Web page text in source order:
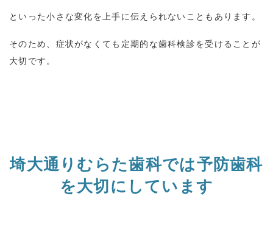
といった小さな変化を上手に伝えられないこともあります。
そのため、症状がなくても定期的な歯科検診を受けることが
大切です。
埼大通りむらた歯科では予防歯科
を大切にしています